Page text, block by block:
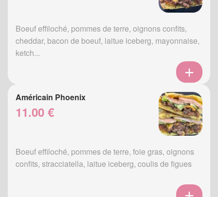
Boeuf effiloché, pommes de terre, oignons confits,
cheddar, bacon de boeuf, laitue iceberg, mayonnaise,
ketch...
Américain Phoenix
11.00 €
Boeuf effiloché, pommes de terre, foie gras, oignons
confits, stracciatella, laitue iceberg, coulis de figues